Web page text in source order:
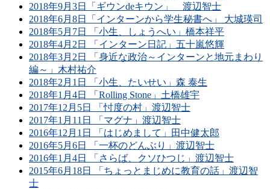
2018年9月3日「ギウンdeキウン」 渡辺智士
2018年6月8日「インターンから学生秘書へ」 大城瑛司
2018年5月7日 「小生、しょうへい」橋本祥平
2018年4月2日 「インターン日記」五十嵐悠輝
2018年3月2日 「身近な政治～インターンと地元まわり
編～」木村祐介
2018年2月1日 「小生、たいせい」森 泰生
2018年1月4日 「Rolling Stone」土橋雄宇
2017年12月5日 「忖度の村」渡辺智士
2017年1月11日 「マグナ」渡辺智士
2016年12月1日 「はじめまして」田中健太郎
2016年5月6日 「一杯のどんぶり」渡辺智士
2016年1月4日 「さらば、クソひつじ」渡辺智士
2015年6月18日 「ちょっとまじめに教育の話」渡辺智
士